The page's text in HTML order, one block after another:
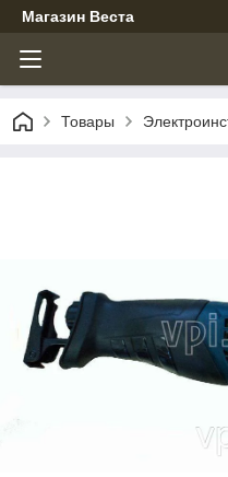
Магазин Веста
Товары